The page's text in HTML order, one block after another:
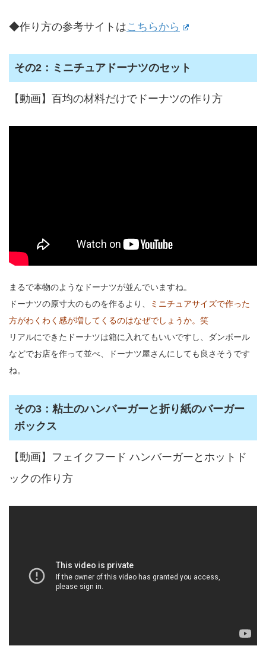
◆作り方の参考サイトはこちらから
その2：ミニチュアドーナツのセット
【動画】百均の材料だけでドーナツの作り方
まるで本物のようなドーナツが並んでいますね。
ドーナツの原寸大のものを作るより、
ミニチュアサイズで作った
方がわくわく感が増してくるのはなぜでしょうか。笑
リアルにできたドーナツは箱に入れてもいいですし、ダンボール
などでお店を作って並べ、ドーナツ屋さんにしても良さそうです
ね。
その3：粘土のハンバーガーと折り紙のバーガー
ボックス
【動画】フェイクフード ハンバーガーとホットド
ックの作り方